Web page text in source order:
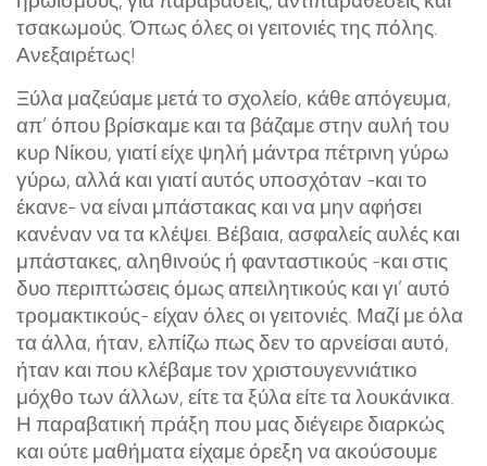
τσακωμούς. Όπως όλες οι γειτονιές της πόλης.
Ανεξαιρέτως!
Ξύλα μαζεύαμε μετά το σχολείο, κάθε απόγευμα,
απ’ όπου βρίσκαμε και τα βάζαμε στην αυλή του
κυρ Νίκου, γιατί είχε ψηλή μάντρα πέτρινη γύρω
γύρω, αλλά και γιατί αυτός υποσχόταν -και το
έκανε- να είναι μπάστακας και να μην αφήσει
κανέναν να τα κλέψει. Βέβαια, ασφαλείς αυλές και
μπάστακες, αληθινούς ή φανταστικούς -και στις
δυο περιπτώσεις όμως απειλητικούς και γι’ αυτό
τρομακτικούς- είχαν όλες οι γειτονιές. Μαζί με όλα
τα άλλα, ήταν, ελπίζω πως δεν το αρνείσαι αυτό,
ήταν και που κλέβαμε τον χριστουγεννιάτικο
μόχθο των άλλων, είτε τα ξύλα είτε τα λουκάνικα.
Η παραβατική πράξη που μας διέγειρε διαρκώς
και ούτε μαθήματα είχαμε όρεξη να ακούσουμε